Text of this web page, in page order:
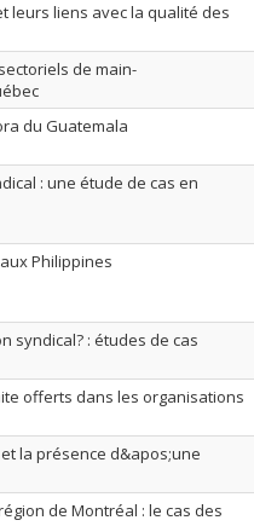
leurs liens avec la qualité des
de main-
du Guatemala
: une étude de cas en
Philippines
syndical? : études de cas
offerts dans les organisations
la présence d&apos;une
de Montréal : le cas des